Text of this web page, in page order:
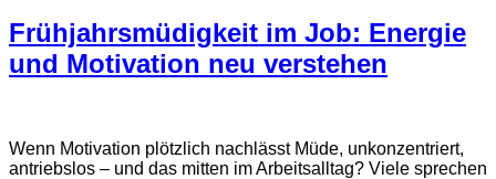
Frühjahrsmüdigkeit im Job: Energie
und Motivation neu verstehen
Wenn Motivation plötzlich nachlässt Müde, unkonzentriert,
antriebslos – und das mitten im Arbeitsalltag? Viele sprechen